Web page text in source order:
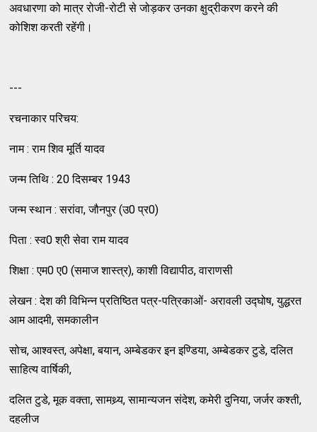
अवधारणा को मात्र रोजी-रोटी से जोड़कर उनका क्षुद्रीकरण करने की
कोशिश करती रहेंगी।
---
रचनाकार परिचय:
नाम : राम शिव मूर्ति यादव
जन्म तिथि : 20 दिसम्बर 1943
जन्म स्थान : सरांवा, जौनपुर (उ0 प्र0)
पिता : स्व0 श्री सेवा राम यादव
शिक्षा : एम0 ए0 (समाज शास्त्र), काशी विद्यापीठ, वाराणसी
लेखन : देश की विभिन्न प्रतिष्ठित पत्र-पत्रिकाओं- अरावली उद्घोष, युद्धरत
आम आदमी, समकालीन
सोच, आश्वस्त, अपेक्षा, बयान, अम्बेडकर इन इण्डिया, अम्बेडकर टुडे, दलित
साहित्य वार्षिकी,
दलित टुडे, मूक वक्ता, सामथ्र्य, सामान्यजन संदेश, कमेरी दुनिया, जर्जर कश्ती,
दहलीज